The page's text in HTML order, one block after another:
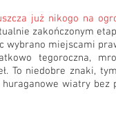
już nikogo na
zakończonym
wybrano miejscami
tegoroczna,
To niedobre znaki,
huraganowe wiatry